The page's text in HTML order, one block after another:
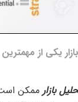
یکی از
بازارممکن